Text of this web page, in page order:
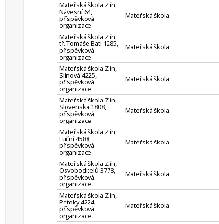
Mateřská škola Zlín,
Návesní 64,
příspěvková
organizace
Mateřská škola
Mateřská škola Zlín,
tř. Tomáše Bati 1285,
příspěvková
organizace
Mateřská škola
Mateřská škola Zlín,
Slínová 4225,
příspěvková
organizace
Mateřská škola
Mateřská škola Zlín,
Slovenská 1808,
příspěvková
organizace
Mateřská škola
Mateřská škola Zlín,
Luční 4588,
příspěvková
organizace
Mateřská škola
Mateřská škola Zlín,
Osvoboditelů 3778,
příspěvková
organizace
Mateřská škola
Mateřská škola Zlín,
Potoky 4224,
příspěvková
organizace
Mateřská škola